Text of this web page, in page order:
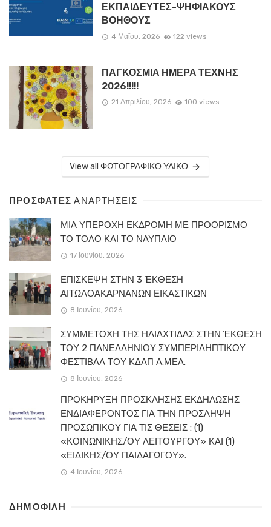
ΕΚΠΑΙΔΕΥΤΕΣ-ΨΗΦΙΑΚΟΥΣ
ΒΟΗΘΟΥΣ
4 Μαΐου, 2026 122 views
ΠΑΓΚΟΣΜΙΑ ΗΜΕΡΑ ΤΕΧΝΗΣ
2026!!!!!
21 Απριλίου, 2026 100 views
View all ΦΩΤΟΓΡΑΦΙΚΟ ΥΛΙΚΟ
ΠΡΟΣΦΑΤΕΣΑΝΑΡΤΗΣΕΙΣ
ΜΙΑ ΥΠΕΡΟΧΗ ΕΚΔΡΟΜΗ ΜΕ ΠΡΟΟΡΙΣΜΟ
ΤΟ ΤΟΛΟ ΚΑΙ ΤΟ ΝΑΥΠΛΙΟ
17 Ιουνίου, 2026
ΕΠΙΣΚΕΨΗ ΣΤΗΝ 3 ΈΚΘΕΣΗ
ΑΙΤΩΛΟΑΚΑΡΝΑΝΩΝ ΕΙΚΑΣΤΙΚΩΝ
8 Ιουνίου, 2026
ΣΥΜΜΕΤΟΧΗ ΤΗΣ ΗΛΙΑΧΤΙΔΑΣ ΣΤΗΝ ΈΚΘΕΣΗ
ΤΟΥ 2 ΠΑΝΕΛΛΗΝΙΟΥ ΣΥΜΠΕΡΙΛΗΠΤΙΚΟΥ
ΦΕΣΤΙΒΑΛ ΤΟΥ ΚΔΑΠ Α.ΜΕΑ.
8 Ιουνίου, 2026
ΠΡΟΚΗΡΥΞΗ ΠΡΟΣΚΛΗΣΗΣ ΕΚΔΗΛΩΣΗΣ
ΕΝΔΙΑΦΕΡΟΝΤΟΣ ΓΙΑ ΤΗΝ ΠΡΟΣΛΗΨΗ
ΠΡΟΣΩΠΙΚΟΥ ΓΙΑ ΤΙΣ ΘΕΣΕΙΣ : (1)
«ΚΟΙΝΩΝΙΚΗΣ/ΟΥ ΛΕΙΤΟΥΡΓΟΥ» ΚΑΙ (1)
«ΕΙΔΙΚΗΣ/ΟΥ ΠΑΙΔΑΓΩΓΟΥ».
4 Ιουνίου, 2026
ΔΗΜΟΦΙΛΗ